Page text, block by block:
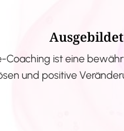
Coaching ist eine
und positive